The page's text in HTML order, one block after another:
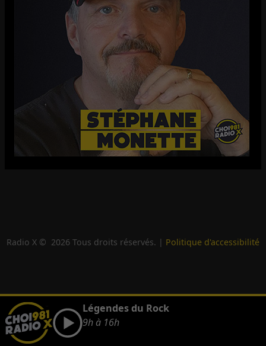
Radio X © 2026 Tous droits réservés. | Politique d'accessibilité
Légendes du Rock
9h à 16h